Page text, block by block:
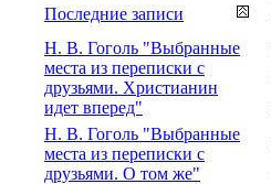
Последние записи
Н. В. Гоголь "Выбранные
места из переписки с
друзьями. Христианин
идет вперед"
Н. В. Гоголь "Выбранные
места из переписки с
друзьями. О том же"